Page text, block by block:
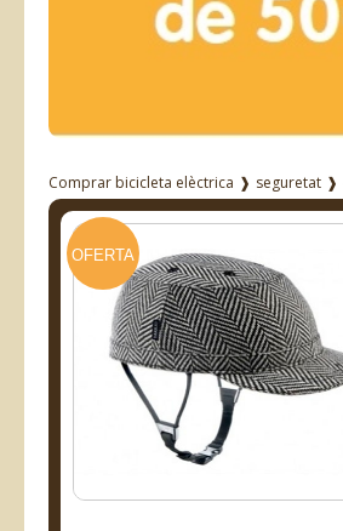
Comprar bicicleta elèctrica ❱ seguretat ❱
OFERTA